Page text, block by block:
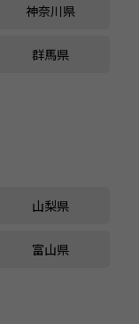
神奈川県
群馬県
山梨県
富山県